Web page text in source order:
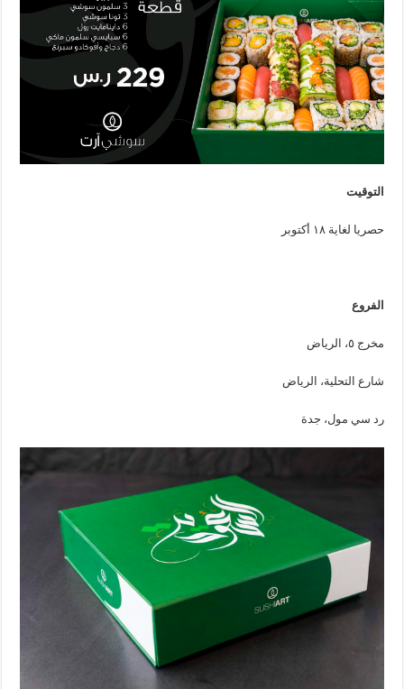
التوقيت
حصريا لغاية ١٨ أكتوبر
الفروع
مخرج ٥، الرياض
شارع التحلية، الرياض
رد سي مول، جدة